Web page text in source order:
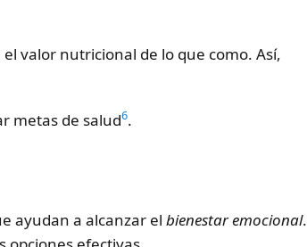
valor nutricional de lo que como. Así,
metas de salud6.
ayudan a alcanzar el bienestar emocional.